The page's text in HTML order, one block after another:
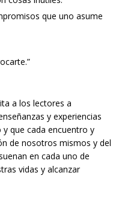
que uno asume
a los lectores a
y experiencias
que cada encuentro y
de nosotros mismos y del
en cada uno de
vidas y alcanzar